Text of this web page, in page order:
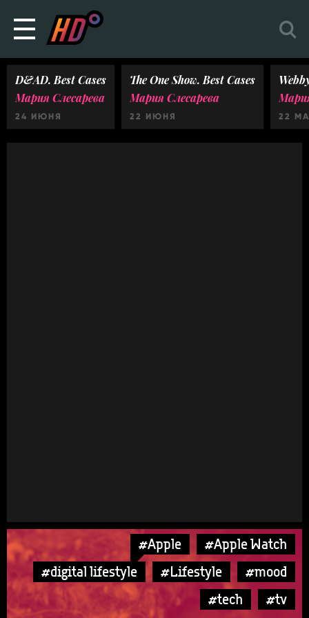
D&AD. Best Cases
Мария Слесарева
24 ИЮНЯ
The One Show. Best Cases
Мария Слесарева
22 ИЮНЯ 22
#Apple
#Apple Watch
#digital lifestyle
#Lifestyle
#mood
#tech
#tv